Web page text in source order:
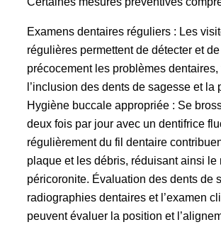
Examens dentaires réguliers : Les
régulières permettent de détecter et
précocement les problèmes dentaires,
l’inclusion des dents de sagesse et la
Hygiène buccale appropriée : Se
deux fois par jour avec un dentifrice
régulièrement du fil dentaire
plaque et les débris, réduisant ainsi le
péricoronite. Évaluation des dents de
radiographies dentaires et l’examen
peuvent évaluer la position et